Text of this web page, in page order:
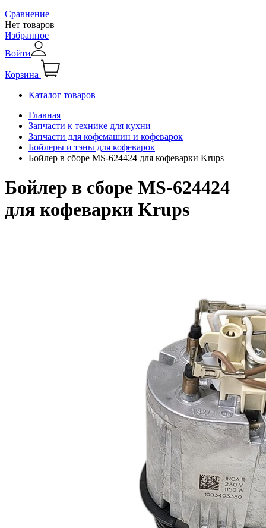
Сравнение
Нет товаров
Избранное
Войти
Корзина
Каталог товаров
Главная
Запчасти к технике для кухни
Запчасти для кофемашин и кофеварок
Бойлеры и тэны для кофеварок
Бойлер в сборе MS-624424 для кофеварки Krups
Бойлер в сборе MS-624424
для кофеварки Krups